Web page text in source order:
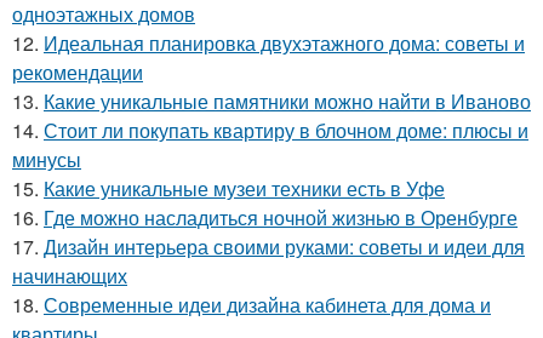
одноэтажных домов
12. Идеальная планировка двухэтажного дома: советы и
рекомендации
13. Какие уникальные памятники можно найти в Иваново
14. Стоит ли покупать квартиру в блочном доме: плюсы и
минусы
15. Какие уникальные музеи техники есть в Уфе
16. Где можно насладиться ночной жизнью в Оренбурге
17. Дизайн интерьера своими руками: советы и идеи для
начинающих
18. Современные идеи дизайна кабинета для дома и